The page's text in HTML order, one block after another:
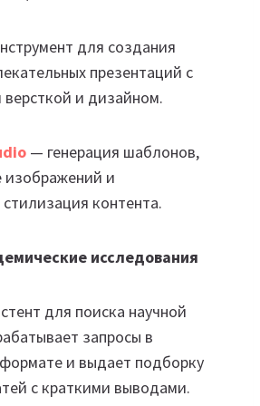
для создания
презентаций с
и дизайном.
— генерация шаблонов,
изображений и
контента.
исследования
для поиска научной
запросы в
и выдает подборку
с краткими выводами.